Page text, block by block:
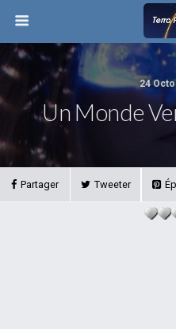
24
Un Monde
Partager Tweeter